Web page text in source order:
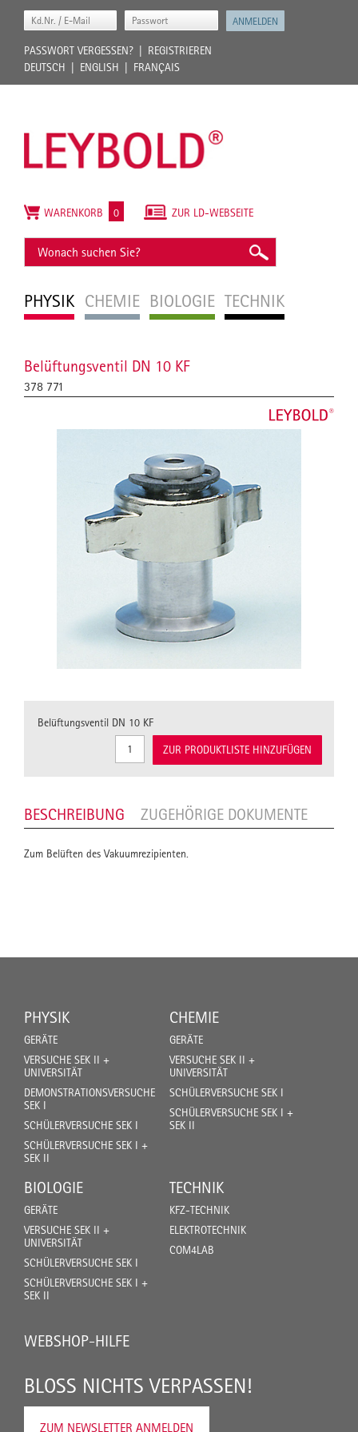
PASSWORT VERGESSEN?
REGISTRIEREN
DEUTSCH
ENGLISH FRANÇAIS
PHYSIK CHEMIE BIOLOGIE TECHNIK
ZUR LD-WEBSEITE
WARENKORB 0
Belüftungsventil DN 10 KF
378 771
Belüftungsventil DN 10 KF
ZUR PRODUKTLISTE HINZUFÜGEN
BESCHREIBUNG ZUGEHÖRIGE DOKUMENTE
Zum Belüften des Vakuumrezipienten.
PHYSIK
GERÄTE
VERSUCHE SEK II +
UNIVERSITÄT
DEMONSTRATIONSVERSUCHE
SEK I
SCHÜLERVERSUCHE SEK I
SCHÜLERVERSUCHE SEK I +
SEK II
CHEMIE
GERÄTE
VERSUCHE SEK II +
UNIVERSITÄT
SCHÜLERVERSUCHE SEK I
SCHÜLERVERSUCHE SEK I +
SEK II
BIOLOGIE
GERÄTE
VERSUCHE SEK II +
UNIVERSITÄT
SCHÜLERVERSUCHE SEK I
SCHÜLERVERSUCHE SEK I +
SEK II
TECHNIK
KFZ-TECHNIK
ELEKTROTECHNIK
COM4LAB
WEBSHOP-HILFE
BLOSS NICHTS VERPASSEN!
ZUM NEWSLETTER ANMELDEN